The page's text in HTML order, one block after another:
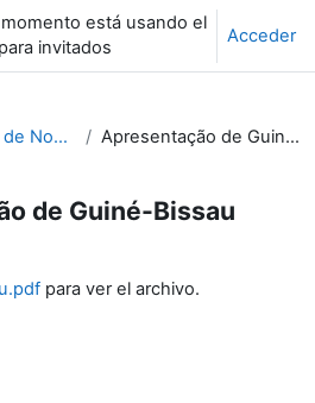
está usando el
invitados
Acceder
Dia 3 - 22 de Novembro Apresentação de Guiné-Bissau
de Guiné-Bissau
para ver el archivo.